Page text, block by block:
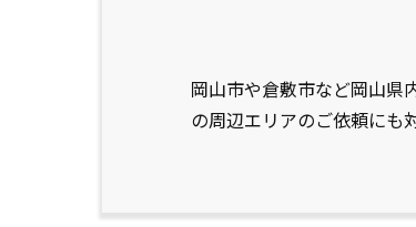
岡山市や倉敷市など岡山県
の周辺エリアのご依頼にも